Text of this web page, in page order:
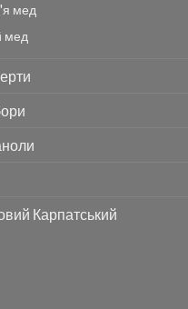
мед
мед
Карпатський